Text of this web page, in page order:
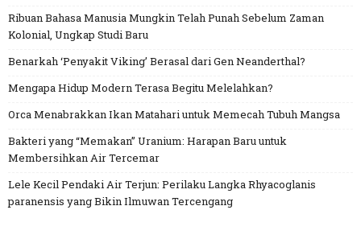
Ribuan Bahasa Manusia Mungkin Telah Punah Sebelum Zaman
Kolonial, Ungkap Studi Baru
Benarkah ‘Penyakit Viking’ Berasal dari Gen Neanderthal?
Mengapa Hidup Modern Terasa Begitu Melelahkan?
Orca Menabrakkan Ikan Matahari untuk Memecah Tubuh Mangsa
Bakteri yang “Memakan” Uranium: Harapan Baru untuk
Membersihkan Air Tercemar
Lele Kecil Pendaki Air Terjun: Perilaku Langka Rhyacoglanis
paranensis yang Bikin Ilmuwan Tercengang